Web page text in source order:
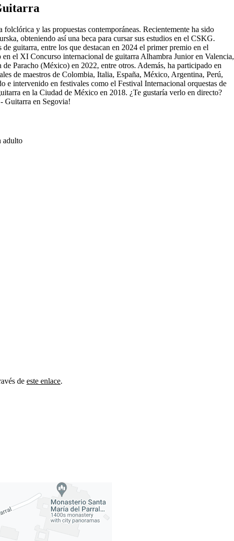
y las propuestas contemporáneas. Recientemente ha sido
obteniendo así una beca para cursar sus estudios en el CSKG.
guitarra, entre los que destacan en 2024 el primer premio en el
el XI Concurso internacional de guitarra Alhambra Junior en Valencia,
Paracho (México) en 2022, entre otros. Además, ha participado en
de maestros de Colombia, Italia, España, México, Argentina, Perú,
e intervenido en festivales como el Festival Internacional orquestas de
en la Ciudad de México en 2018. ¿Te gustaría verlo en directo?
Guitarra en Segovia!
adulto
de este enlace.